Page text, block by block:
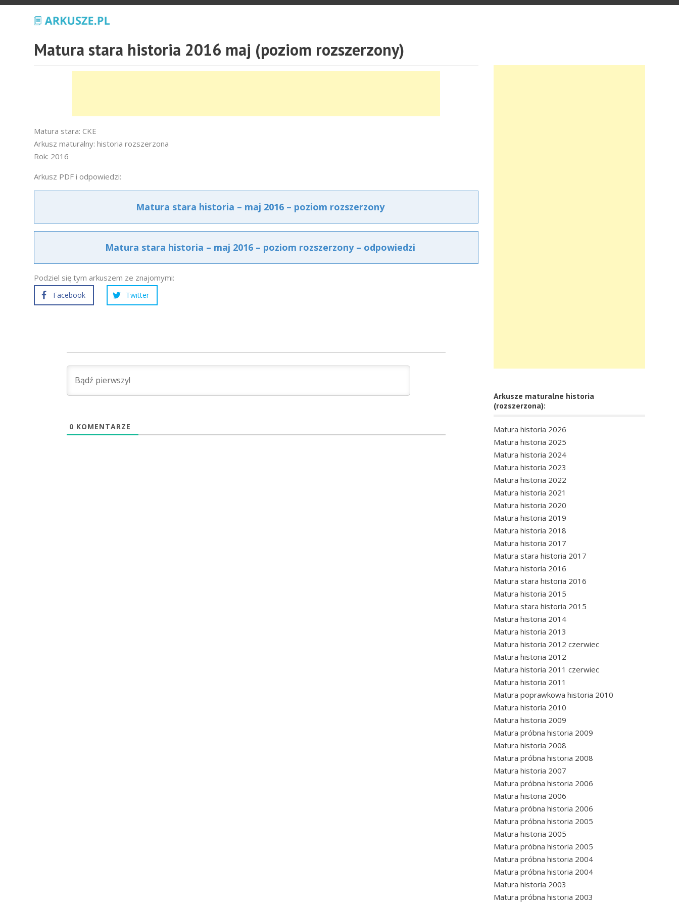
Matura stara historia 2016 maj (poziom rozszerzony)
Matura stara: CKE
Arkusz maturalny: historia rozszerzona
Rok: 2016
Arkusz PDF i odpowiedzi:
Matura stara historia – maj 2016 – poziom rozszerzony
Matura stara historia – maj 2016 – poziom rozszerzony – odpowiedzi
Podziel się tym arkuszem ze znajomymi:
Facebook Twitter
0 KOMENTARZE
Arkusze maturalne historia
(rozszerzona):
Matura historia 2026
Matura historia 2025
Matura historia 2024
Matura historia 2023
Matura historia 2022
Matura historia 2021
Matura historia 2020
Matura historia 2019
Matura historia 2018
Matura historia 2017
Matura stara historia 2017
Matura historia 2016
Matura stara historia 2016
Matura historia 2015
Matura stara historia 2015
Matura historia 2014
Matura historia 2013
Matura historia 2012 czerwiec
Matura historia 2012
Matura historia 2011 czerwiec
Matura historia 2011
Matura poprawkowa historia 2010
Matura historia 2010
Matura historia 2009
Matura próbna historia 2009
Matura historia 2008
Matura próbna historia 2008
Matura historia 2007
Matura próbna historia 2006
Matura historia 2006
Matura próbna historia 2006
Matura próbna historia 2005
Matura historia 2005
Matura próbna historia 2005
Matura próbna historia 2004
Matura próbna historia 2004
Matura historia 2003
Matura próbna historia 2003